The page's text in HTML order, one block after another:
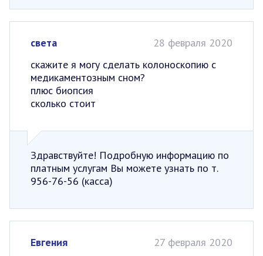
света
28 февраля 2020
скажите я могу сделать колоноскопию с
медикаментозным сном?
плюс биопсия
сколько стоит
Здравствуйте! Подробную информацию по
платным услугам Вы можете узнать по т.
956-76-56 (касса)
Евгения
27 февраля 2020